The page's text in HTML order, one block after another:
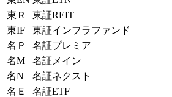
東Ｒ
東証REIT
東IF
東証インフラファンド
名Ｐ
名証プレミア
名M
名証メイン
名N
名証ネクスト
名Ｅ
名証ETF